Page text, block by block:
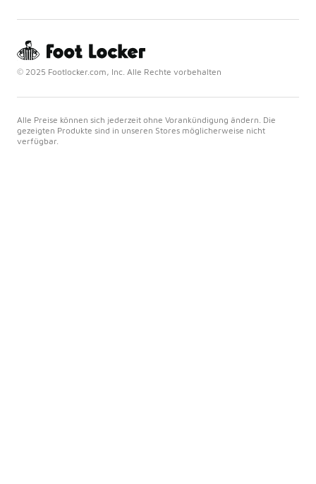
© 2025 Footlocker.com, Inc. Alle Rechte vorbehalten
Alle Preise können sich jederzeit ohne Vorankündigung ändern. Die
gezeigten Produkte sind in unseren Stores möglicherweise nicht
verfügbar.